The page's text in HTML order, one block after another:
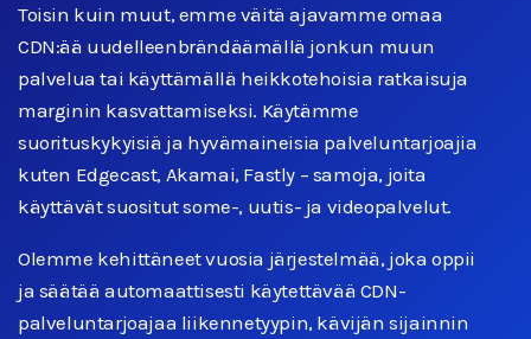
Toisin kuin muut, emme väitä ajavamme omaa
CDN:ää uudelleenbrändäämällä jonkun muun
palvelua tai käyttämällä heikkotehoisia ratkaisuja
marginin kasvattamiseksi. Käytämme
suorituskykyisiä ja hyvämaineisia palveluntarjoajia
kuten Edgecast, Akamai, Fastly – samoja, joita
käyttävät suositut some-, uutis- ja videopalvelut.
Olemme kehittäneet vuosia järjestelmää, joka oppii
ja säätää automaattisesti käytettävää CDN-
palveluntarjoajaa liikennetyypin, kävijän sijainnin